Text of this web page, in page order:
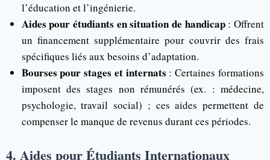
l’éducation et l’ingénierie.
Aides pour étudiants en situation de handicap: Offrent
un financement supplémentaire pour couvrir des frais
spécifiques liés aux besoins d’adaptation.
Bourses pour stages et internats : Certaines formations
imposent des stages non rémunérés (ex. : médecine,
psychologie, travail social) ; ces aides permettent de
compenser le manque de revenus durant ces périodes.
4. Aides pour Étudiants Internationaux